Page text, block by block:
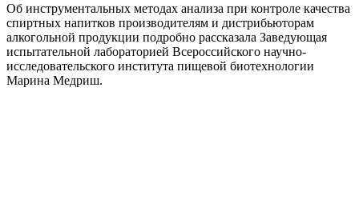
Об инструментальных методах анализа при контроле качества
спиртных напитков производителям и дистрибьюторам
алкогольной продукции подробно рассказала Заведующая
испытательной лабораторией Всероссийского научно-
исследовательского института пищевой биотехнологии
Марина Медриш.